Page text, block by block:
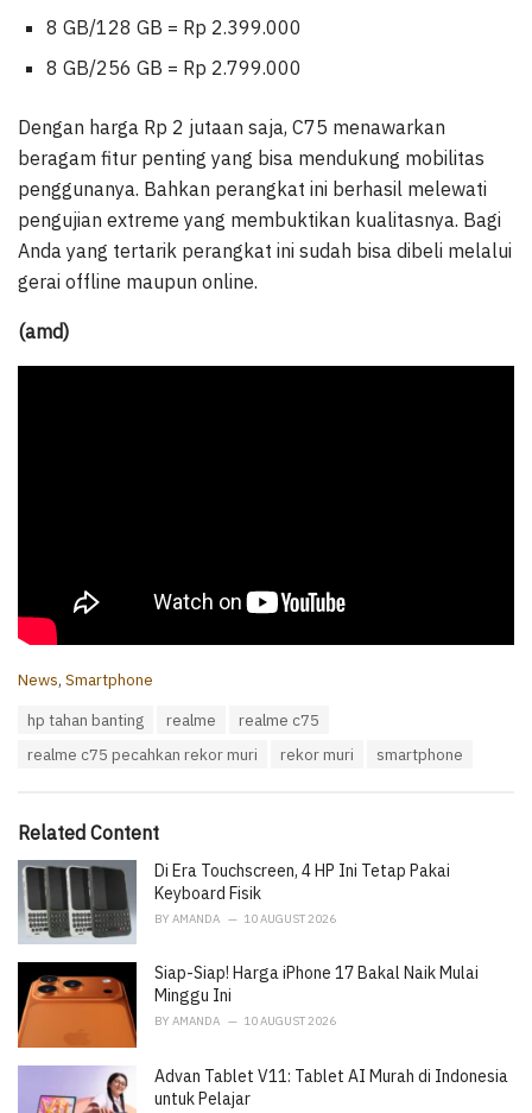
8 GB/128 GB = Rp 2.399.000
8 GB/256 GB = Rp 2.799.000
Dengan harga Rp 2 jutaan saja, C75 menawarkan
beragam fitur penting yang bisa mendukung mobilitas
penggunanya. Bahkan perangkat ini berhasil melewati
pengujian extreme yang membuktikan kualitasnya. Bagi
Anda yang tertarik perangkat ini sudah bisa dibeli melalui
gerai offline maupun online.
(amd)
C
i
s
News, Smartphone
hp tahan banting realme
realme c75
realme c75 pecahkan rekor muri
rekor muri smartphone
Related Content
Di Era Touchscreen, 4 HP Ini Tetap Pakai
Keyboard Fisik
BY AMANDA 10 AUGUST 2026
Siap-Siap! Harga iPhone 17 Bakal Naik Mulai
Minggu Ini
BY AMANDA 10 AUGUST 2026
Advan Tablet V11: Tablet AI Murah di Indonesia
untuk Pelajar